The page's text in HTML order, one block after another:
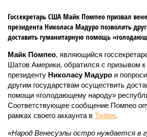
Госсекретарь США Майк Помпео призвал
президента Николаса Мадуро позволить
доставить гуманитарную помощь
Майк Помпео, являющийся
Шатов Америки, обратился с призывом
президенту Николасу Мадуро и
другим государствам осуществить
помощи «голодающему народу»
Соответствующее сообщение Помпео
рамках своего аккаунта в Twitter.
«Народ Венесуэлы остро нуждается в